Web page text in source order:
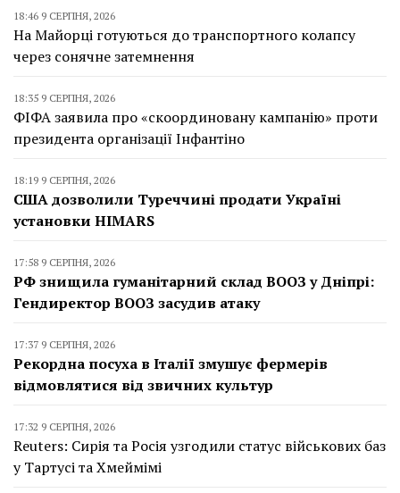
18:46 9 СЕРПНЯ, 2026
На Майорці готуються до транспортного колапсу
через сонячне затемнення
18:35 9 СЕРПНЯ, 2026
ФІФА заявила про «скоординовану кампанію» проти
президента організації Інфантіно
18:19 9 СЕРПНЯ, 2026
США дозволили Туреччині продати Україні
установки HIMARS
17:58 9 СЕРПНЯ, 2026
РФ знищила гуманітарний склад ВООЗ у Дніпрі:
Гендиректор ВООЗ засудив атаку
17:37 9 СЕРПНЯ, 2026
Рекордна посуха в Італії змушує фермерів
відмовлятися від звичних культур
17:32 9 СЕРПНЯ, 2026
Reuters: Сирія та Росія узгодили статус військових баз
у Тартусі та Хмеймімі